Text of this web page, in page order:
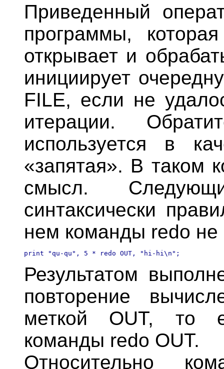
Приведенный
программы,
открывает и
инициирует
FILE, если не
итерации.
используется в
«запятая». В таком
смысл.
синтаксически
нем команды redo не
Результатом
повторение
меткой OUT, то
команды redo OUT.
Относительно